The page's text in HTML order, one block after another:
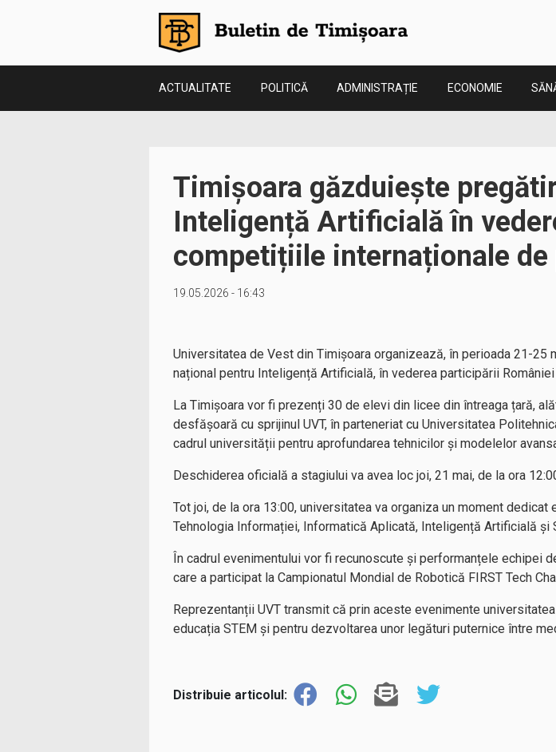
ACTUALITATE POLITICĂ ADMINISTRAȚIE ECONOMIE
Timișoara găzduiește
Inteligență Artificială în
competițiile internaționale de
19.05.2026 - 16:43
Universitatea de Vest din Timișoara organizează, în perioada 21-
național pentru Inteligență Artificială, în vederea participării
La Timișoara vor fi prezenți 30 de elevi din licee din întreaga țară,
desfășoară cu sprijinul UVT, în parteneriat cu Universitatea
cadrul universității pentru aprofundarea tehnicilor și modelelor
Deschiderea oficială a stagiului va avea loc joi, 21 mai, de la ora
Tot joi, de la ora 13:00, universitatea va organiza un moment
Tehnologia Informației, Informatică Aplicată, Inteligență Artificială
În cadrul evenimentului vor fi recunoscute și performanțele echipei
care a participat la Campionatul Mondial de Robotică FIRST Tech
Reprezentanții UVT transmit că prin aceste evenimente
educația STEM și pentru dezvoltarea unor legături puternice între
Distribuie articolul: